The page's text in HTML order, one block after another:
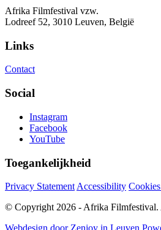
Afrika Filmfestival vzw.
Lodreef 52, 3010 Leuven, België
Links
Contact
Social
Instagram
Facebook
YouTube
Toegankelijkheid
Privacy Statement Accessibility
© Copyright 2026 - Afrika Filmfestival.